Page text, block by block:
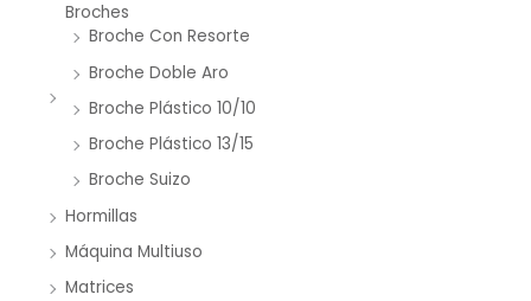
Broches
Broche Con Resorte
Broche Doble Aro
Broche Plástico 10/10
Broche Plástico 13/15
Broche Suizo
Hormillas
Máquina Multiuso
Matrices